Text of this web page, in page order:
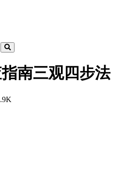
南三观四步法